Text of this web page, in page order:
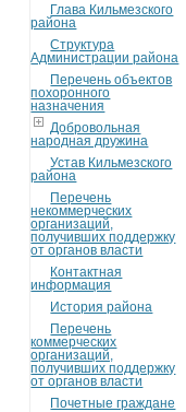
Глава Кильмезского
района
Структура
Администрации района
Перечень объектов
похоронного
назначения
Добровольная
народная дружина
Устав Кильмезского
района
Перечень
некоммерческих
организаций,
получивших поддержку
от органов власти
Контактная
информация
История района
Перечень
коммерческих
организаций,
получивших поддержку
от органов власти
Почетные граждане